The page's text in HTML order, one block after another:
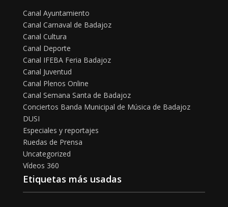
Canal Ayuntamiento
Canal Carnaval de Badajoz
Canal Cultura
Canal Deporte
Canal IFEBA Feria Badajoz
Canal Juventud
Canal Plenos Online
Canal Semana Santa de Badajoz
Conciertos Banda Municipal de Música de Badajoz
DUSI
Especiales y reportajes
Ruedas de Prensa
Uncategorized
Vídeos 360
Etiquetas más usadas